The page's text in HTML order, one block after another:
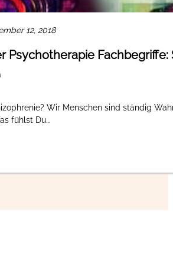
12, 2018
Psychotherapie Fachbegriffe:
Wir Menschen sind ständig
fühlst Du…